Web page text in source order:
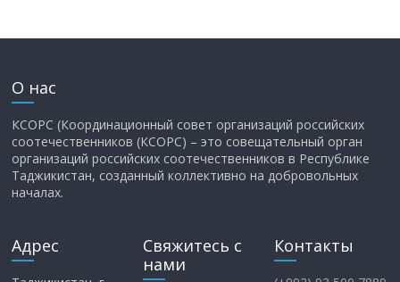
О нас
КСОРС (Координационный совет организаций российских
соотечественников (КСОРС) – это совещательный орган
организаций российских соотечественников в Республике
Таджикистан, созданный коллективно на добровольных
началах.
Адрес
Свяжитесь с
нами
Контакты